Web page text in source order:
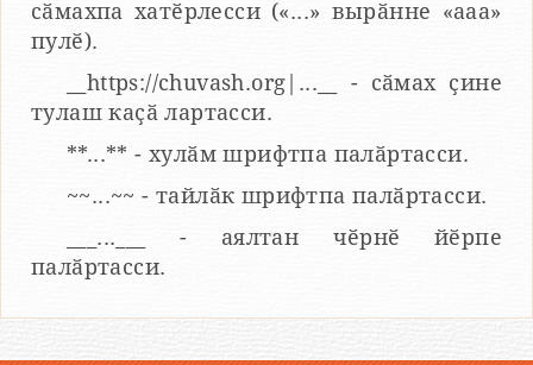
сӑмахпа хатӗрлесси («...» вырӑнне «ааа»
пулӗ).
__https://chuvash.org|...__ - сӑмах ҫине
тулаш каҫӑ лартасси.
**...** - хулӑм шрифтпа палӑртасси.
~~...~~ - тайлӑк шрифтпа палӑртасси.
___...___ - аялтан чӗрнӗ йӗрпе
палӑртасси.